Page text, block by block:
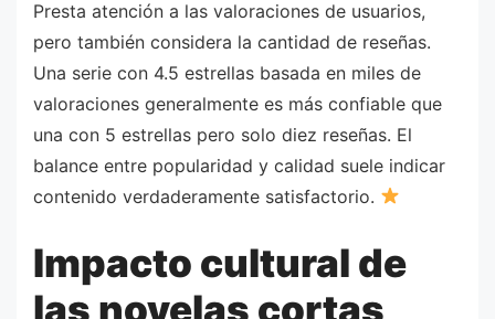
Presta atención a las valoraciones de usuarios,
pero también considera la cantidad de reseñas.
Una serie con 4.5 estrellas basada en miles de
valoraciones generalmente es más confiable que
una con 5 estrellas pero solo diez reseñas. El
balance entre popularidad y calidad suele indicar
contenido verdaderamente satisfactorio.
Impacto cultural de
las novelas cortas